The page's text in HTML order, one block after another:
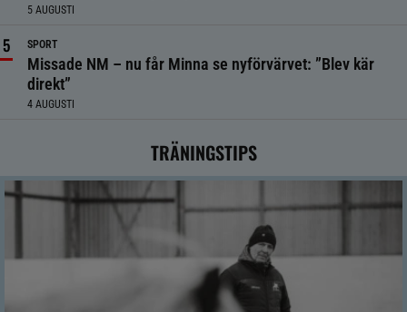
5 AUGUSTI
SPORT
Missade NM – nu får Minna se nyförvärvet: ”Blev kär
direkt”
4 AUGUSTI
TRÄNINGSTIPS